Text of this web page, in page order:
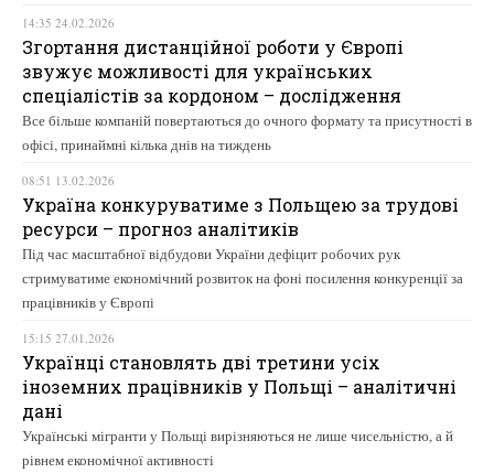
14:35 24.02.2026
Згортання дистанційної роботи у Європі
звужує можливості для українських
спеціалістів за кордоном – дослідження
Все більше компаній повертаються до очного формату та присутності в
офісі, принаймні кілька днів на тиждень
08:51 13.02.2026
Україна конкуруватиме з Польщею за трудові
ресурси – прогноз аналітиків
Під час масштабної відбудови України дефіцит робочих рук
стримуватиме економічний розвиток на фоні посилення конкуренції за
працівників у Європі
15:15 27.01.2026
Українці становлять дві третини усіх
іноземних працівників у Польщі – аналітичні
дані
Українські мігранти у Польщі вирізняються не лише чисельністю, а й
рівнем економічної активності